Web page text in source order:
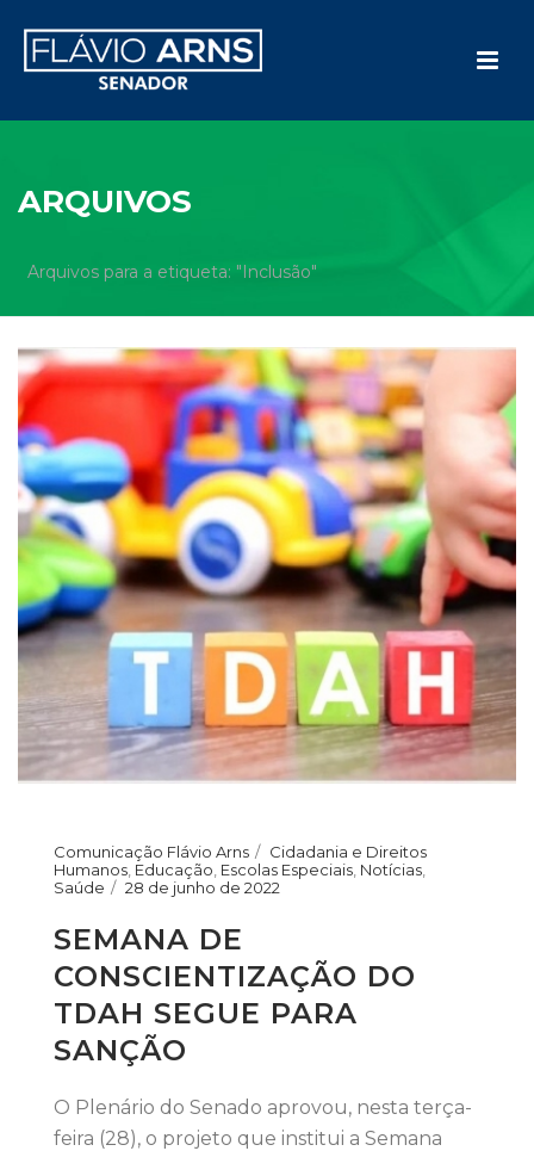
ARQUIVOS
Arquivos para a etiqueta: "Inclusão"
Comunicação Flávio Arns
Cidadania e Direitos
Humanos Educação Escolas Especiais Notícias
Saúde
28 de junho de 2022
SEMANA DE
CONSCIENTIZAÇÃO DO
TDAH SEGUE PARA
SANÇÃO
O Plenário do Senado aprovou, nesta terça-
feira (28), o projeto que institui a Semana